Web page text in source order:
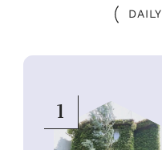
DAILY
1